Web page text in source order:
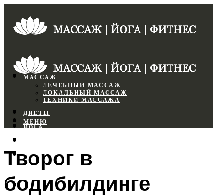
МАССАЖ
ЛЕЧЕБНЫЙ МАССАЖ
ЛОКАЛЬНЫЙ МАССАЖ
ТЕХНИКИ МАССАЖА
ДИЕТЫ
ЙОГА
ФИТНЕС
МЕНЮ
МЕНЮ
Творог в
бодибилдинге